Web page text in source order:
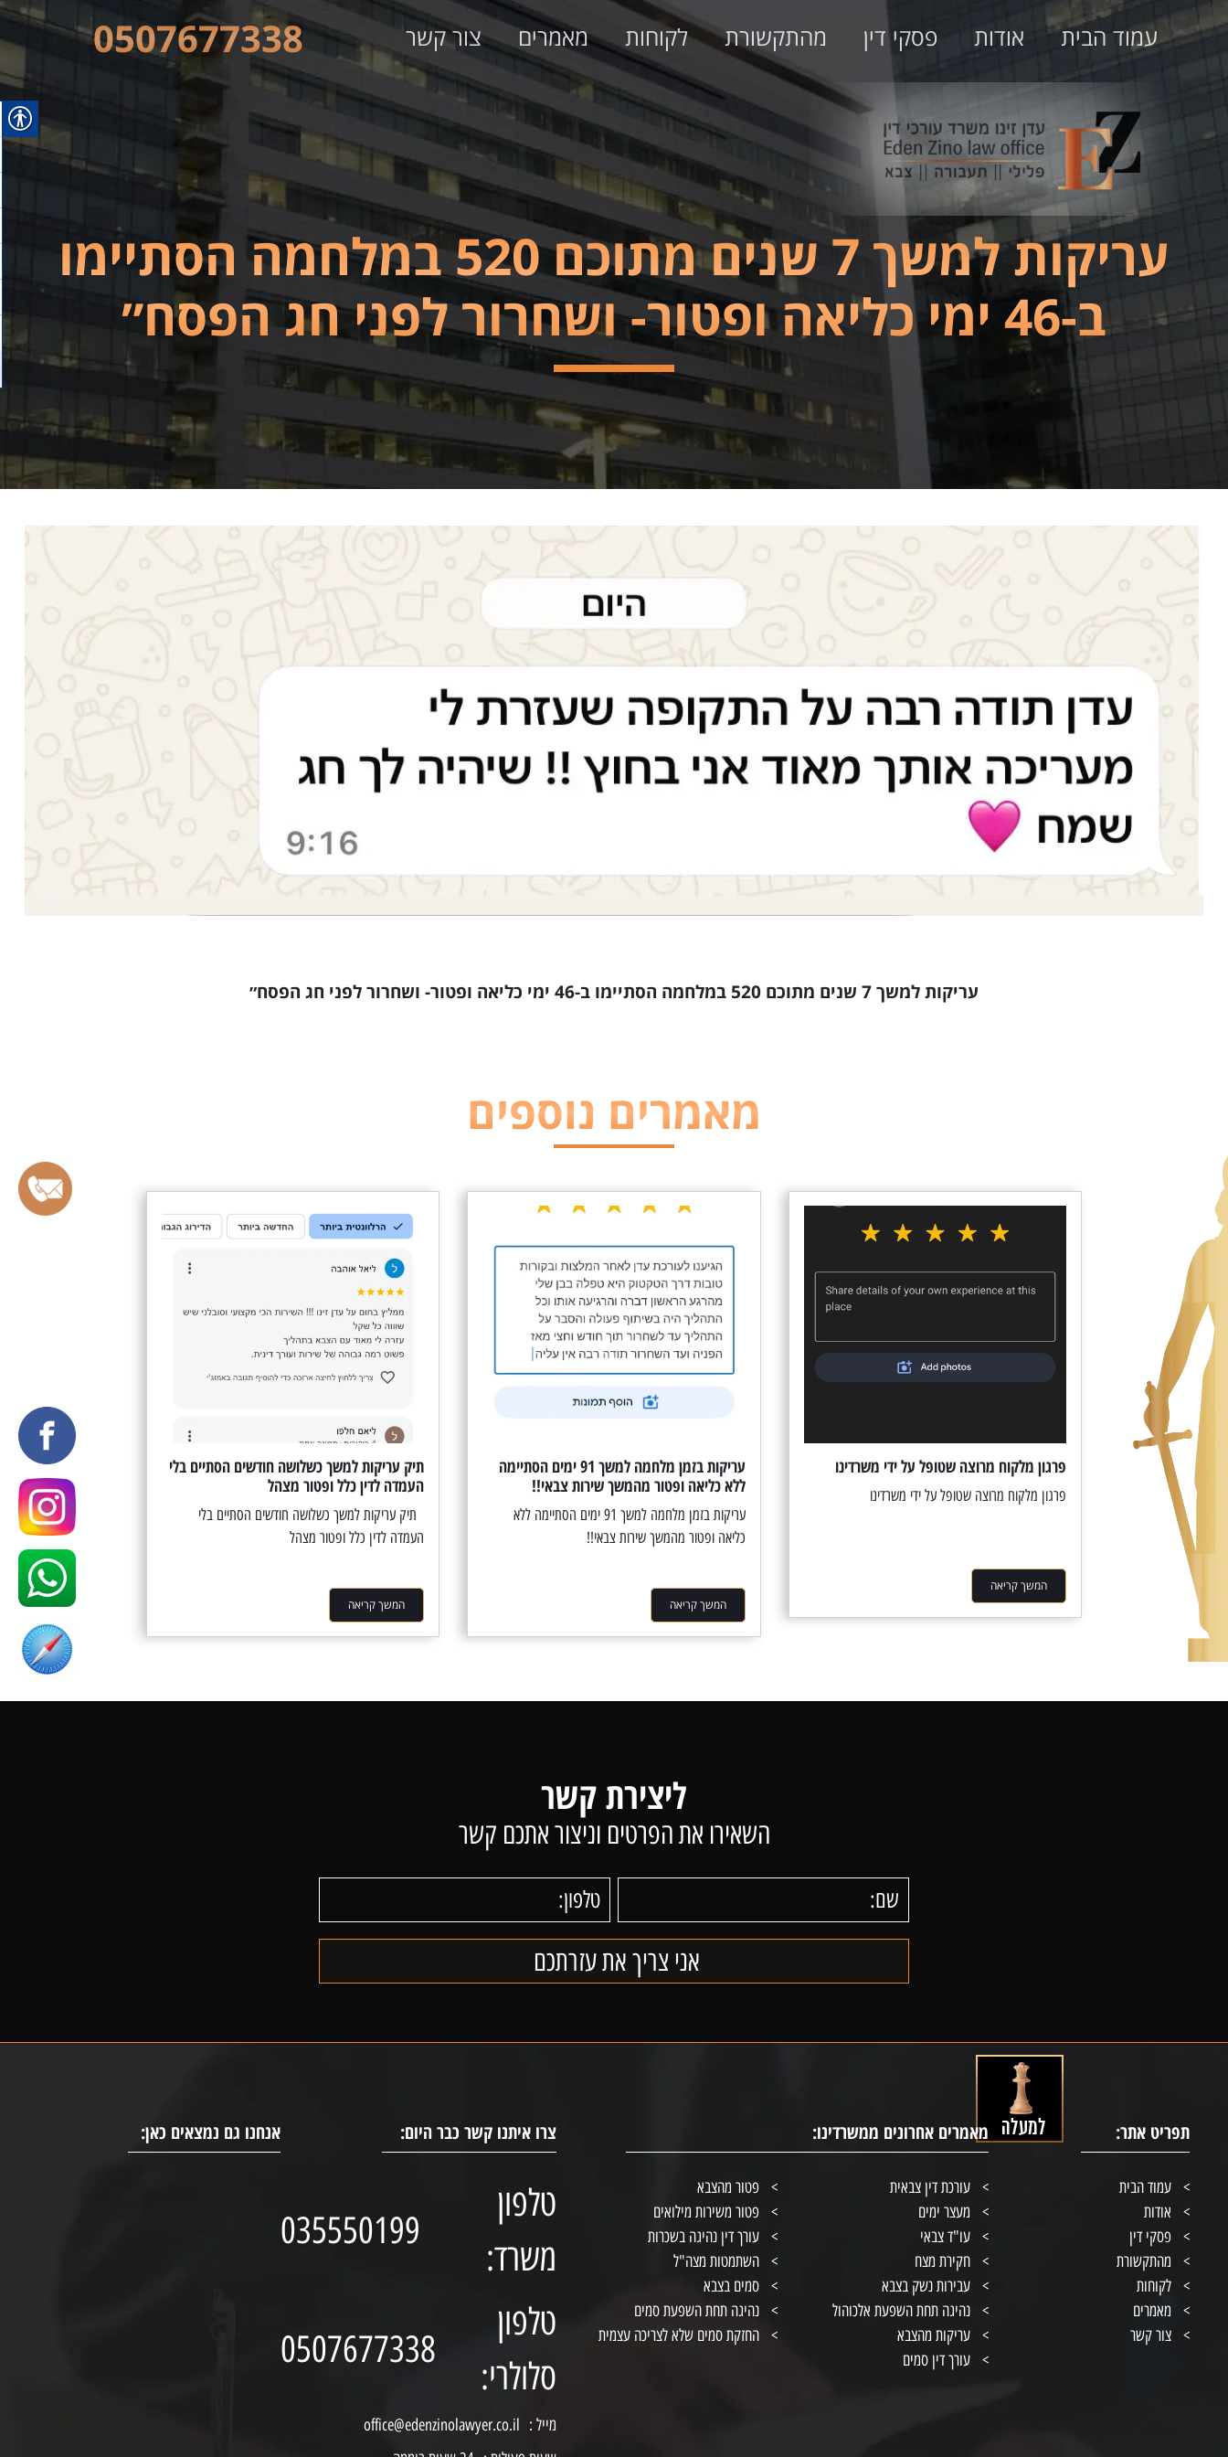
עמוד הבית אודות פסקי דין מהתקשורת לקוחות מאמרים צור קשר 0507677338
עריקות למשך 7 שנים מתוכם 520 במלחמה הסתיימו
ב-46 ימי כליאה ופטור- ושחרור לפני חג הפסח״
עריקות למשך 7 שנים מתוכם 520 במלחמה הסתיימו ב-46 ימי כליאה ופטור- ושחרור לפני חג הפסח״
מאמרים נוספים
פרגון מלקוח מרוצה שטופל על ידי משרדינו
פרגון מלקוח מרוצה שטופל על ידי משרדינו
המשך קריאה
עריקות בזמן מלחמה למשך 91 ימים הסתיימה
ללא כליאה ופטור מהמשך שירות צבאי!!
עריקות בזמן מלחמה למשך 91 ימים הסתיימה ללא
כליאה ופטור מהמשך שירות צבאי!!
המשך קריאה
תיק עריקות למשך כשלושה חודשים הסתיים בלי
העמדה לדין כלל ופטור מצהל
תיק עריקות למשך כשלושה חודשים הסתיים בלי
העמדה לדין כלל ופטור מצהל
המשך קריאה
ליצירת קשר
השאירו את הפרטים וניצור אתכם קשר
תפריט אתר:
עמוד הבית
אודות
פסקי דין
מהתקשורת
לקוחות
מאמרים
צור קשר
מאמרים אחרונים ממשרדינו:
עורכת דין צבאית
פטור מהצבא
מעצר ימים
פטור משירות מילואים
עו"ד צבאי
עורך דין נהיגה בשכרות
חקירת מצח
השתמטות מצה"ל
עבירות נשק בצבא
סמים בצבא
נהיגה תחת השפעת אלכוהול
נהיגה תחת השפעת סמים
עריקות מהצבא
החזקת סמים שלא לצריכה עצמית
עורך דין סמים
צרו איתנו קשר כבר היום:
טלפון
משרד:
035550199
טלפון
סלולרי:
0507677338
מייל : office@edenzinolawyer.co.il
אנחנו גם נמצאים כאן: